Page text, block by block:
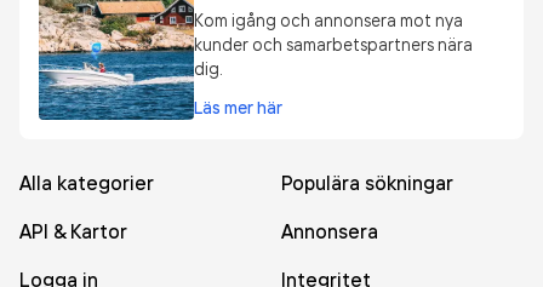
Kom igång och annonsera mot nya
kunder och samarbetspartners nära
dig.
Läs mer här
Alla kategorier
Populära sökningar
API & Kartor
Annonsera
Logga in
Integritet